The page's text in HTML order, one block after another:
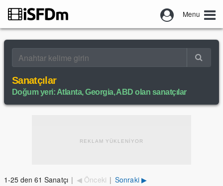
Menu
Sanatçılar
Doğum yeri: Atlanta, Georgia, ABD olan sanatçılar
REKLAM YÜKLENİYOR
1-25 den 61 Sanatçı | ◀ Önceki | Sonraki ▶